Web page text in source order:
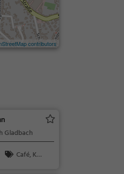
contributors
Gladbach
Café, Kaff